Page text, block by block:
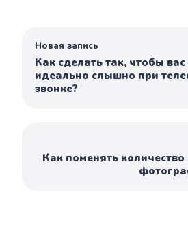
Новая запись
Как сделать так, чтобы
идеально слышно при
звонке?
Как поменять